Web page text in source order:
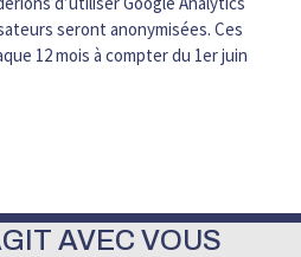
seront anonymisées. Ces
12 mois à compter du 1er juin
AVEC VOUS